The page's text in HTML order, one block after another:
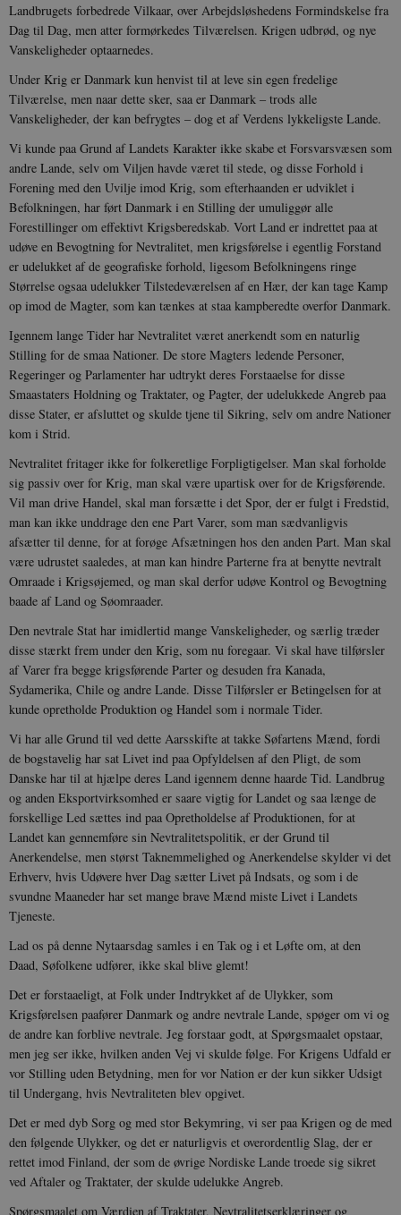
Landbrugets forbedrede Vilkaar, over Arbejdsløshedens Formindskelse fra
Dag til Dag, men atter formørkedes Tilværelsen. Krigen udbrød, og nye
Vanskeligheder optaarnedes.
Under Krig er Danmark kun henvist til at leve sin egen fredelige
Tilværelse, men naar dette sker, saa er Danmark – trods alle
Vanskeligheder, der kan befrygtes – dog et af Verdens lykkeligste Lande.
Vi kunde paa Grund af Landets Karakter ikke skabe et Forsvarsvæsen som
andre Lande, selv om Viljen havde været til stede, og disse Forhold i
Forening med den Uvilje imod Krig, som efterhaanden er udviklet i
Befolkningen, har ført Danmark i en Stilling der umuliggør alle
Forestillinger om effektivt Krigsberedskab. Vort Land er indrettet paa at
udøve en Bevogtning for Nevtralitet, men krigsførelse i egentlig Forstand
er udelukket af de geografiske forhold, ligesom Befolkningens ringe
Størrelse ogsaa udelukker Tilstedeværelsen af en Hær, der kan tage Kamp
op imod de Magter, som kan tænkes at staa kampberedte overfor Danmark.
Igennem lange Tider har Nevtralitet været anerkendt som en naturlig
Stilling for de smaa Nationer. De store Magters ledende Personer,
Regeringer og Parlamenter har udtrykt deres Forstaaelse for disse
Smaastaters Holdning og Traktater, og Pagter, der udelukkede Angreb paa
disse Stater, er afsluttet og skulde tjene til Sikring, selv om andre Nationer
kom i Strid.
Nevtralitet fritager ikke for folkeretlige Forpligtigelser. Man skal forholde
sig passiv over for Krig, man skal være upartisk over for de Krigsførende.
Vil man drive Handel, skal man forsætte i det Spor, der er fulgt i Fredstid,
man kan ikke unddrage den ene Part Varer, som man sædvanligvis
afsætter til denne, for at forøge Afsætningen hos den anden Part. Man skal
være udrustet saaledes, at man kan hindre Parterne fra at benytte nevtralt
Omraade i Krigsøjemed, og man skal derfor udøve Kontrol og Bevogtning
baade af Land og Søomraader.
Den nevtrale Stat har imidlertid mange Vanskeligheder, og særlig træder
disse stærkt frem under den Krig, som nu foregaar. Vi skal have tilførsler
af Varer fra begge krigsførende Parter og desuden fra Kanada,
Sydamerika, Chile og andre Lande. Disse Tilførsler er Betingelsen for at
kunde opretholde Produktion og Handel som i normale Tider.
Vi har alle Grund til ved dette Aarsskifte at takke Søfartens Mænd, fordi
de bogstavelig har sat Livet ind paa Opfyldelsen af den Pligt, de som
Danske har til at hjælpe deres Land igennem denne haarde Tid. Landbrug
og anden Eksportvirksomhed er saare vigtig for Landet og saa længe de
forskellige Led sættes ind paa Opretholdelse af Produktionen, for at
Landet kan gennemføre sin Nevtralitetspolitik, er der Grund til
Anerkendelse, men størst Taknemmelighed og Anerkendelse skylder vi det
Erhverv, hvis Udøvere hver Dag sætter Livet på Indsats, og som i de
svundne Maaneder har set mange brave Mænd miste Livet i Landets
Tjeneste.
Lad os på denne Nytaarsdag samles i en Tak og i et Løfte om, at den
Daad, Søfolkene udfører, ikke skal blive glemt!
Det er forstaaeligt, at Folk under Indtrykket af de Ulykker, som
Krigsførelsen paafører Danmark og andre nevtrale Lande, spøger om vi og
de andre kan forblive nevtrale. Jeg forstaar godt, at Spørgsmaalet opstaar,
men jeg ser ikke, hvilken anden Vej vi skulde følge. For Krigens Udfald er
vor Stilling uden Betydning, men for vor Nation er der kun sikker Udsigt
til Undergang, hvis Nevtraliteten blev opgivet.
Det er med dyb Sorg og med stor Bekymring, vi ser paa Krigen og de med
den følgende Ulykker, og det er naturligvis et overordentlig Slag, der er
rettet imod Finland, der som de øvrige Nordiske Lande troede sig sikret
ved Aftaler og Traktater, der skulde udelukke Angreb.
Spørgsmaalet om Værdien af Traktater, Nevtralitetserklæringer og